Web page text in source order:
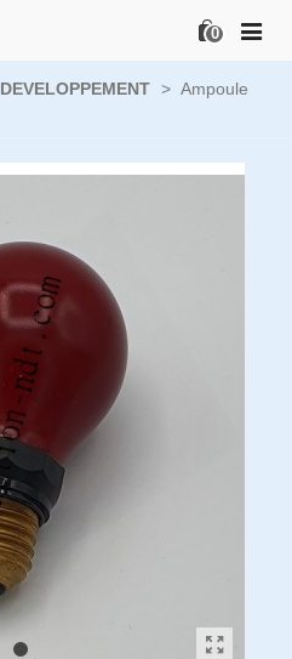
0
DEVELOPPEMENT > Ampoule